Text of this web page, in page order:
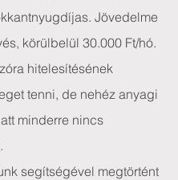
Jövedelme
körülbelül 30.000 Ft/hó.
hitelesítésének
tenni, de nehéz anyagi
minderre nincs
segítségével megtörtént